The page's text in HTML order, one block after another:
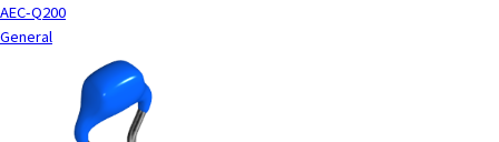
AEC-Q200
General